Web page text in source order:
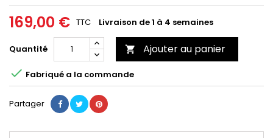
169,00 € TTC Livraison de 1 à 4 semaines
Quantité  Ajouter au panier
 Fabriqué a la commande
Partager